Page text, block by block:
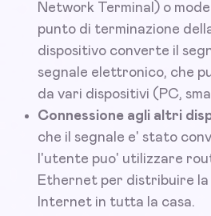
Network Terminal) o
punto di terminazione
dispositivo converte il
segnale elettronico, che
da vari dispositivi (PC,
Connessione agli altri
che il segnale e' stato
l'utente puo' utilizzare
Ethernet per distribuire la
Internet in tutta la casa.